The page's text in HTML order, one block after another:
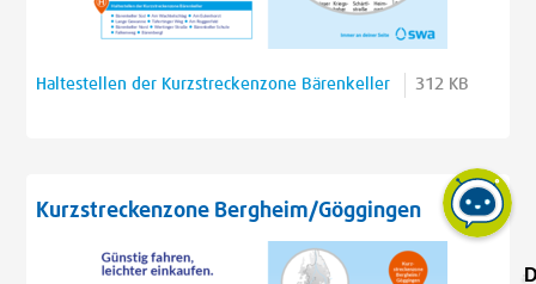
Haltestellen der Kurzstreckenzone Bärenkeller 312 KB
Kurzstreckenzone Bergheim/Göggingen